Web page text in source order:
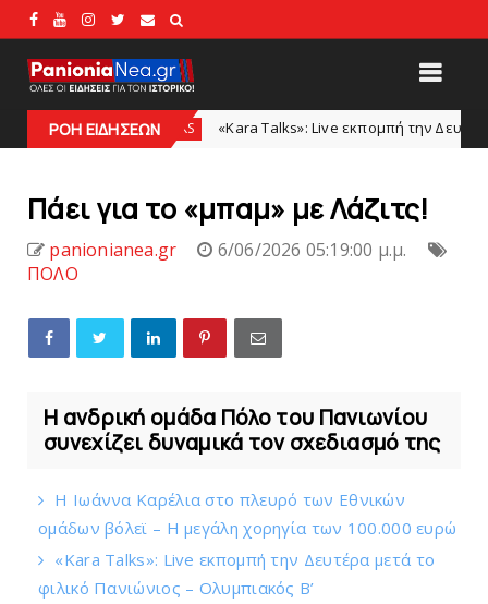
ΡΟΗ ΕΙΔΗΣΕΩΝ
KARA TALKS «Kara Talks»: Live εκπομπή την Δευτέρα μετά το φιλικό
Πάει για τo «μπαμ» με Λάζιτς!
panionianea.gr
6/06/2026 05:19:00 μ.μ.
ΠΟΛΟ
Η ανδρική ομάδα Πόλο του Πανιωνίου
συνεχίζει δυναμικά τον σχεδιασμό της
Η Ιωάννα Καρέλια στο πλευρό των Εθνικών
ομάδων βόλεϊ – H μεγάλη χορηγία των 100.000 ευρώ
«Kara Talks»: Live εκπομπή την Δευτέρα μετά το
φιλικό Πανιώνιος – Ολυμπιακός Β’